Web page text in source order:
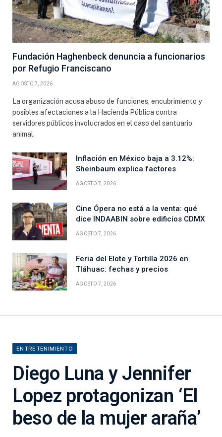
Fundación Haghenbeck denuncia a funcionarios
por Refugio Franciscano
AGOSTO 7, 2026
La organización acusa abuso de funciones, encubrimiento y
posibles afectaciones a la Hacienda Pública contra
servidores públicos involucrados en el caso del santuario
animal.
Inflación en México baja a 3.12%:
Sheinbaum explica factores
AGOSTO 7, 2026
Cine Ópera no está a la venta: qué
dice INDAABIN sobre edificios CDMX
AGOSTO 7, 2026
Feria del Elote y Tortilla 2026 en
Tláhuac: fechas y precios
AGOSTO 7, 2026
ENTRETENIMIENTO
Diego Luna y Jennifer
Lopez protagonizan ‘El
beso de la mujer araña’